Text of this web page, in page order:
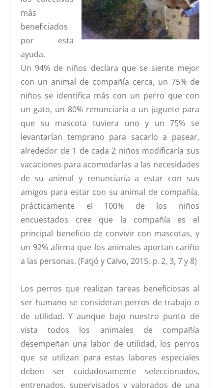
más
beneficiados
por esta
ayuda.
Un 94% de niños declara que se siente mejor
con un animal de compañía cerca, un 75% de
niños se identifica más con un perro que con
un gato, un 80% renunciaría a un juguete para
que su mascota tuviera uno y un 75% se
levantarían temprano para sacarlo a pasear,
alrededor de 1 de cada 2 niños modificaría sus
vacaciones para acomodarlas a las necesidades
de su animal y renunciaría a estar con sus
amigos para estar con su animal de compañía,
prácticamente el 100% de los niños
encuestados cree que la compañía es el
principal beneficio de convivir con mascotas, y
un 92% afirma que los animales aportan cariño
a las personas. (Fatjó y Calvo, 2015, p. 2, 3, 7 y 8)
Los perros que realizan tareas beneficiosas al
ser humano se consideran perros de trabajo o
de utilidad. Y aunque bajo nuestro punto de
vista todos los animales de compañía
desempeñan una labor de utilidad, los perros
que se utilizan para estas labores especiales
deben ser cuidadosamente seleccionados,
entrenados, supervisados y valorados de una